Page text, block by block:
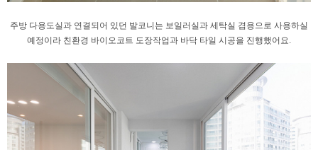
주방 다용도실과 연결되어 있던 발코니는 보일러실과 세탁실 겸용으로 사용하실
예정이라 친환경 바이오코트 도장작업과 바닥 타일 시공을 진행했어요.